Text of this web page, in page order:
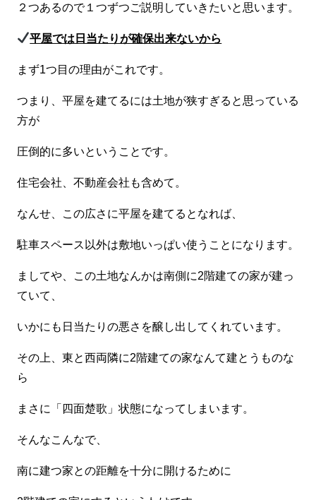
２つあるので１つずつご説明していきたいと思います。
平屋では日当たりが確保出来ないから
まず1つ目の理由がこれです。
つまり、平屋を建てるには土地が狭すぎると思っている
方が
圧倒的に多いということです。
住宅会社、不動産会社も含めて。
なんせ、この広さに平屋を建てるとなれば、
駐車スペース以外は敷地いっぱい使うことになります。
ましてや、この土地なんかは南側に2階建ての家が建っ
ていて、
いかにも日当たりの悪さを醸し出してくれています。
その上、東と西両隣に2階建ての家なんて建とうものな
ら
まさに「四面楚歌」状態になってしまいます。
そんなこんなで、
南に建つ家との距離を十分に開けるために